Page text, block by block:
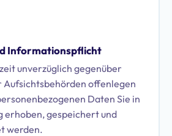
Informationspflicht
unverzüglich gegenüber
offenlegen
Daten Sie in
erhoben, gespeichert und
werden.